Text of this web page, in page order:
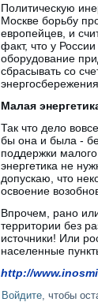
Политическую
Москве борьбу
европейцев, и
факт, что у
оборудование
сбрасывать со
Малая
Так что дело
бы она и была -
поддержки
энергетика не
допускаю, что
освоение
Впрочем, рано
территории без
источники! Или
населенные
http://
Войдите , чтобы